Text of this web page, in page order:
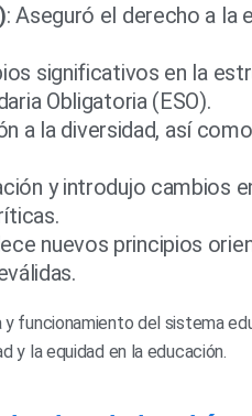
: Aseguró el derecho a la
significativos en la
Obligatoria (ESO).
a la diversidad, así
y introdujo cambios
nuevos principios
funcionamiento del sistema
y la equidad en la educación.